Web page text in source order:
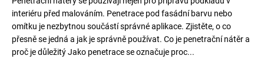
interiéru před malováním. Penetrace pod fasádní barvu nebo
omítku je nezbytnou součástí správné aplikace. Zjistěte, o co
přesně se jedná a jak je správně používat. Co je penetrační nátěr a
proč je důležitý Jako penetrace se označuje proc...